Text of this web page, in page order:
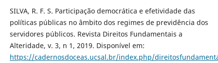
SILVA, R. F. S. Participação democrática e efetividade das
políticas públicas no âmbito dos regimes de previdência dos
servidores públicos. Revista Direitos Fundamentais a
Alteridade, v. 3, n 1, 2019. Disponível em:
https://cadernosdoceas.ucsal.br/index.php/